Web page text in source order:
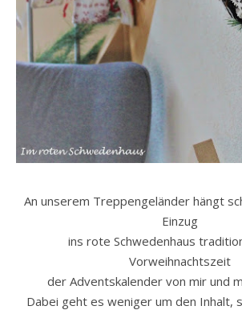
An unserem Treppengeländer hängt
Einzug
ins rote Schwedenhaus
Vorweihnachtszeit
der Adventskalender von mir und
Dabei geht es weniger um den Inhalt,